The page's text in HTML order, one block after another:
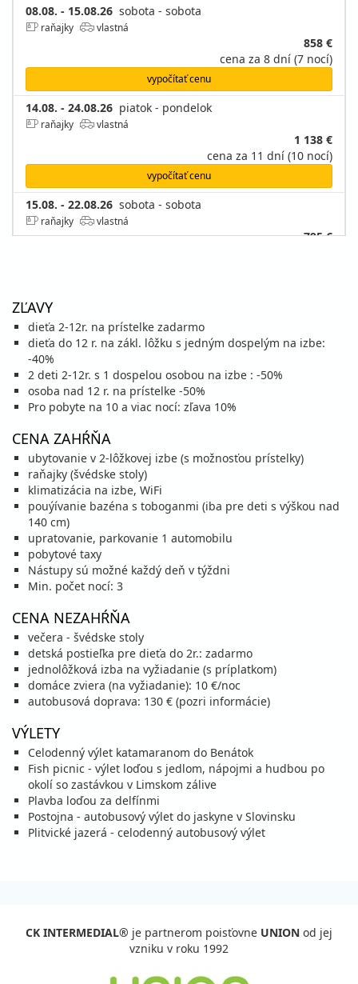
08.08. - 15.08.26 sobota - sobota
raňajky vlastná
858 €
cena za 8 dní (7 nocí)
vypočítať cenu
14.08. - 24.08.26 piatok - pondelok
raňajky vlastná
1 138 €
cena za 11 dní (10 nocí)
vypočítať cenu
15.08. - 22.08.26 sobota - sobota
raňajky vlastná
795 €
21.08. - 31.08.26
Zľava
cena za 11 dní (10 nocí)
vypočítať cenu
22.08. - 29.08.26 sobota - sobota
raňajky
vlastná
vypočítať cenu
28.08. - 07.09.26 piatok - pondelok
raňajky
vlastná
cena za 11 dní (10 nocí)
vypočítať cenu
29.08. - 05.09.26 sobota - sobota
vlastná
vypočítať cenu
september 2026
04.09. - 14.09.26
raňajky
vlastná
Zľava
25% 1 025 €
cena za 11 dní (10 nocí)
vypočítať cenu
05.09. - 12.09.26 sobota - sobota
raňajky
vlastná
Zľava
cena za 11 dní (10 nocí)
ZĽAVY
dieťa 2-12r. na prístelke zadarmo
dieťa do 12 r. na zákl. lôžku s jedným dospelým na izbe:
-40%
2 deti 2-12r. s 1 dospelou osobou na izbe : -50%
osoba nad 12 r. na prístelke -50%
Pro pobyte na 10 a viac nocí: zľava 10%
CENA ZAHŔŇA
ubytovanie v 2-lôžkovej izbe (s možnosťou prístelky)
raňajky (švédske stoly)
klimatizácia na izbe, WiFi
pouýívanie bazéna s toboganmi (iba pre deti s výškou nad
140 cm)
upratovanie, parkovanie 1 automobilu
pobytové taxy
Nástupy sú možné každý deň v týždni
Min. počet nocí: 3
CENA NEZAHŔŇA
večera - švédske stoly
detská postieľka pre dieťa do 2r.: zadarmo
jednolôžková izba na vyžiadanie (s príplatkom)
domáce zviera (na vyžiadanie): 10 €/noc
autobusová doprava: 130 € (pozri informácie)
VÝLETY
Celodenný výlet katamaranom do Benátok
Fish picnic - výlet loďou s jedlom, nápojmi a hudbou po
okolí so zastávkou v Limskom zálive
Plavba loďou za delfínmi
Postojna - autobusový výlet do jaskyne v Slovinsku
Plitvické jazerá - celodenný autobusový výlet
CK INTERMEDIAL® je partnerom poisťovne UNION od jej
vzniku v roku 1992